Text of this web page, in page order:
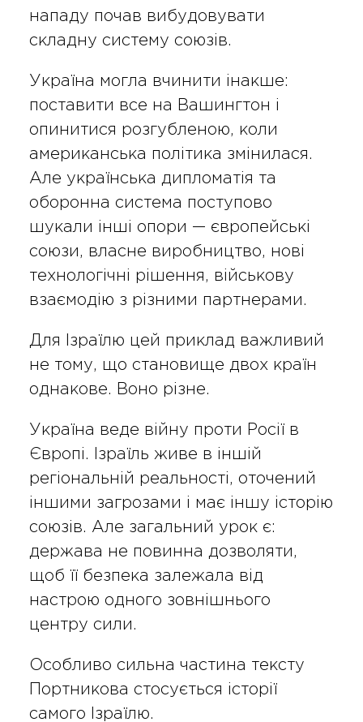
нападу почав вибудовувати
складну систему союзів.
Україна могла вчинити інакше:
поставити все на Вашингтон і
опинитися розгубленою, коли
американська політика змінилася.
Але українська дипломатія та
оборонна система поступово
шукали інші опори — європейські
союзи, власне виробництво, нові
технологічні рішення, військову
взаємодію з різними партнерами.
Для Ізраїлю цей приклад важливий
не тому, що становище двох країн
однакове. Воно різне.
Україна веде війну проти Росії в
Європі. Ізраїль живе в іншій
регіональній реальності, оточений
іншими загрозами і має іншу історію
союзів. Але загальний урок є:
держава не повинна дозволяти,
щоб її безпека залежала від
настрою одного зовнішнього
центру сили.
Особливо сильна частина тексту
Портникова стосується історії
самого Ізраїлю.